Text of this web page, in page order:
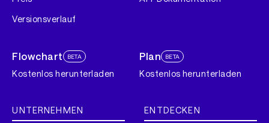
Versionsverlauf
Flowchart BETA
Kostenlos herunterladen
Plan BETA
Kostenlos herunterladen
UNTERNEHMEN ENTDECKEN